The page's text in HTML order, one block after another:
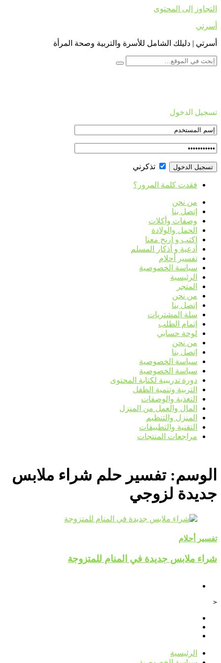
التجاوز إلى المحتوى
أسرتي
أسرتي | دليلك الشامل للأسرة والتربية وصحة المرأة
تسجيل الدخول
تذكرني
فقدت كلمة المرور؟
من نحن
إتصل بنا
وصفات وأكلات
الحمل والولادة
اكتب و اربح معنا
أدعية و أذكار المسلم
تفسير أحلام
سياسة الخصوصية
الرئيسية
المتجر
من نحن
إتصل بنا
سلة المشتريات
إتمام الطلب
لوحة حسابي
من نحن
إتصل بنا
سياسة الخصوصية
سياسة الخصوصية
دورة تدريبية لكتابة المحتوى
التربية وتنمية الطفل
التغذية والوصفات
المال والعمل من المنزل
المنزل والتنظيم
التقنية والتطبيقات
مراجعات المنتجات
الوسم:تفسير حلم شراء ملابس
جديدة لزوجي
تفسير أحلام
شراء ملابس جديدة في المنام للمتزوجة
<
الرئيسية